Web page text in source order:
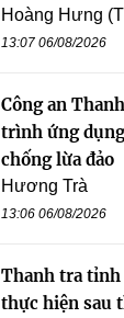
Hoàng Hưng
13:07 06/08/2026
Công an
trình ứng
chống lừa đảo
Hương Trà
13:06 06/08/2026
Thanh tra tỉnh
thực hiện sau